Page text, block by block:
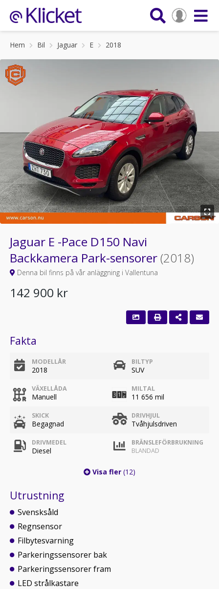
Hem Bil Jaguar E 2018
Jaguar E -Pace D150 Navi
Backkamera Park-sensorer(2018)
Denna bil finns på vår anläggning i Vallentuna
142 900 kr
Fakta
MODELLÅR
2018
BILTYP
SUV
VÄXELLÅDA
Manuell
MILTAL
11 656 mil
SKICK
Begagnad
DRIVHJUL
Tvåhjulsdriven
DRIVMEDEL
Diesel
BRÄNSLEFÖRBRUKNING
BLANDAD
Visa fler (12)
Utrustning
Svensksåld
Regnsensor
Filbytesvarning
Parkeringssensorer bak
Parkeringssensorer fram
LED strålkastare